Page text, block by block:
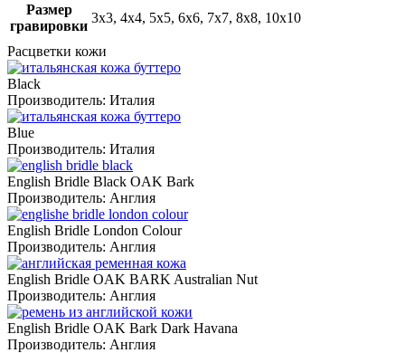
Размер
гравировки
3х3, 4х4, 5х5, 6х6, 7х7, 8х8, 10х10
Расцветки кожи
Black
Производитель: Италия
Blue
Производитель: Италия
English Bridle Black OAK Bark
Производитель: Англия
English Bridle London Colour
Производитель: Англия
English Bridle OAK BARK Australian Nut
Производитель: Англия
English Bridle OAK Bark Dark Havana
Производитель: Англия